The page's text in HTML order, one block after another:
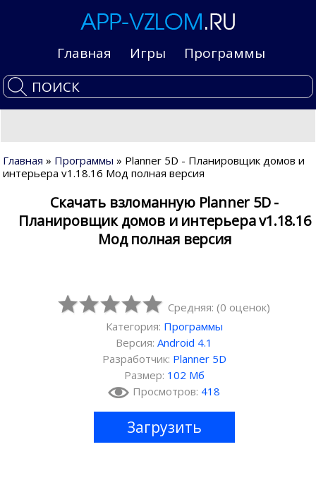
Главная Игры Программы
Главная » Программы » Planner 5D - Планировщик домов и
интерьера v1.18.16 Мод полная версия
Скачать взломанную Planner 5D -
Планировщик домов и интерьера v1.18.16
Мод полная версия
Средняя: (0 оценок)
Категория: Программы
Версия:Android 4.1
Разработчик: Planner 5D
Размер: 102 Мб
Просмотров: 418
Загрузить